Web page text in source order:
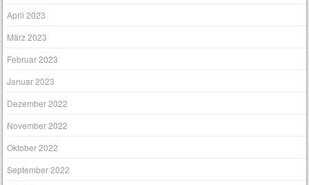
April 2023
März 2023
Februar 2023
Januar 2023
Dezember 2022
November 2022
Oktober 2022
September 2022